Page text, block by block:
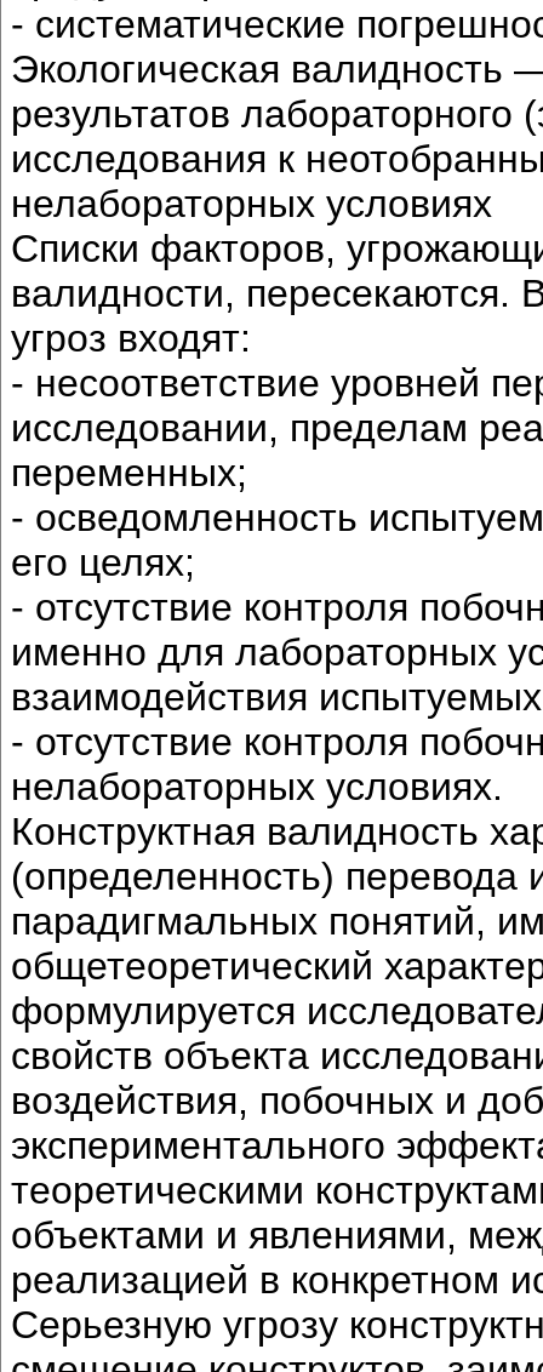
- систематические
Экологическая валидность
результатов лабораторного
исследования к
нелабораторных условиях
Списки факторов,
валидности, пересекаются.
угроз входят:
- несоответствие уровней
исследовании, пределам
переменных;
- осведомленность
его целях;
- отсутствие контроля
именно для лабораторных
взаимодействия
- отсутствие контроля
нелабораторных условиях.
Конструктная валидность
(определенность) перевода
парадигмальных понятий,
общетеоретический
формулируется
свойств объекта
воздействия, побочных и
экспериментального
теоретическими
объектами и явлениями,
реализацией в конкретном
Серьезную угрозу